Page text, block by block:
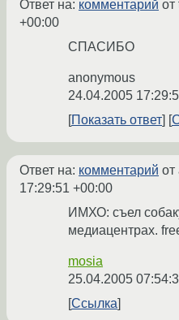
Ответ на: комментарий от
+00:00
СПАСИБО
anonymous
24.04.2005
Показать ответ
Ответ на: комментарий от
17:29:51 +00:00
ИМХО: съел
медиацентрах.
mosia
25.04.2005
Ссылка